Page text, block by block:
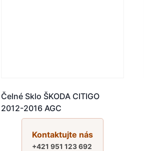
Čelné Sklo ŠKODA CITIGO
2012-2016 AGC
Kontaktujte nás
+421 951 123 692